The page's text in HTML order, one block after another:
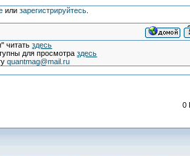
или зарегистрируйтесь.
читатьздесь
для просмотраздесь
quantmag@mail.ru
0